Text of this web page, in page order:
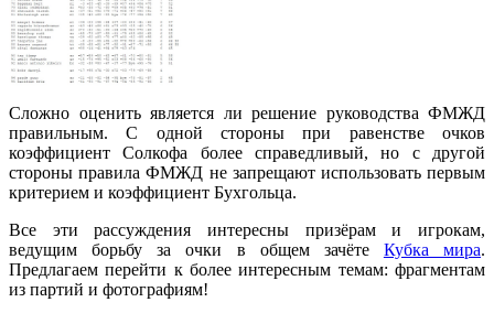
Сложно оценить является ли решение руководства ФМЖД
правильным. С одной стороны при равенстве очков
коэффициент Солкофа более справедливый, но с другой
стороны правила ФМЖД не запрещают использовать первым
критерием и коэффициент Бухгольца.
Все эти рассуждения интересны призёрам и игрокам,
ведущим борьбу за очки в общем зачёте Кубка мира.
Предлагаем перейти к более интересным темам: фрагментам
из партий и фотографиям!